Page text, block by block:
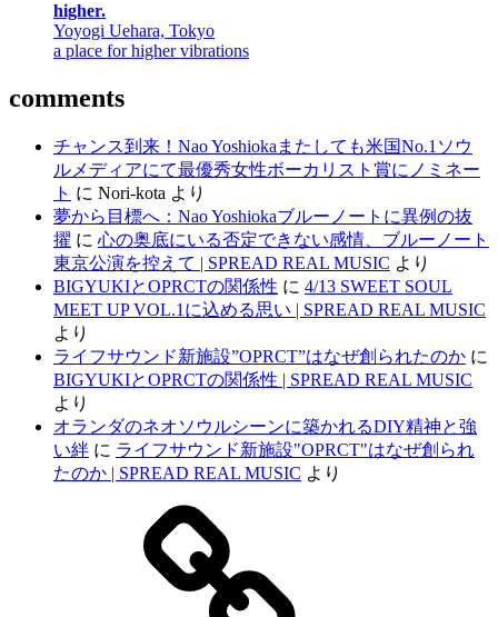
higher.
Yoyogi Uehara, Tokyo
a place for higher vibrations
comments
チャンス到来！Nao Yoshiokaまたしても米国No.1ソウ
ルメディアにて最優秀女性ボーカリスト賞にノミネー
ト に Nori-kota より
夢から目標へ：Nao Yoshiokaブルーノートに異例の抜
擢 に 心の奥底にいる否定できない感情、ブルーノート
東京公演を控えて | SPREAD REAL MUSIC より
BIGYUKIとOPRCTの関係性 に 4/13 SWEET SOUL
MEET UP VOL.1に込める思い | SPREAD REAL MUSIC
より
ライフサウンド新施設”OPRCT”はなぜ創られたのか に
BIGYUKIとOPRCTの関係性 | SPREAD REAL MUSIC
より
オランダのネオソウルシーンに築かれるDIY精神と強
い絆 に ライフサウンド新施設"OPRCT"はなぜ創られ
たのか | SPREAD REAL MUSIC より